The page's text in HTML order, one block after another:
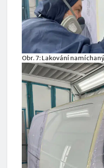
Obr. 7: Lakování